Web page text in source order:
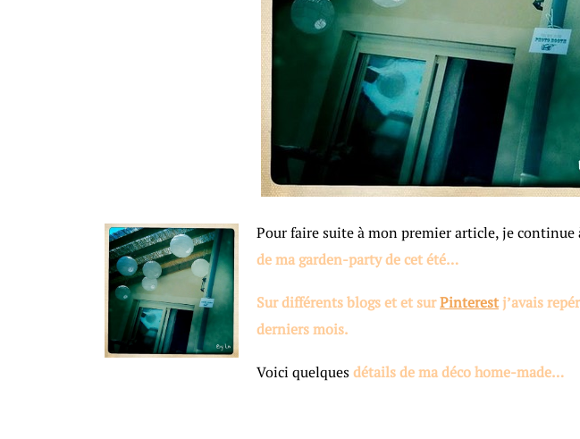
Pour faire suite à mon premier article, je continue
de ma garden-party de cet été…
Sur différents blogs et et surPinterestj’avais
derniers mois.
Voici quelquesdétails de ma déco home-made…